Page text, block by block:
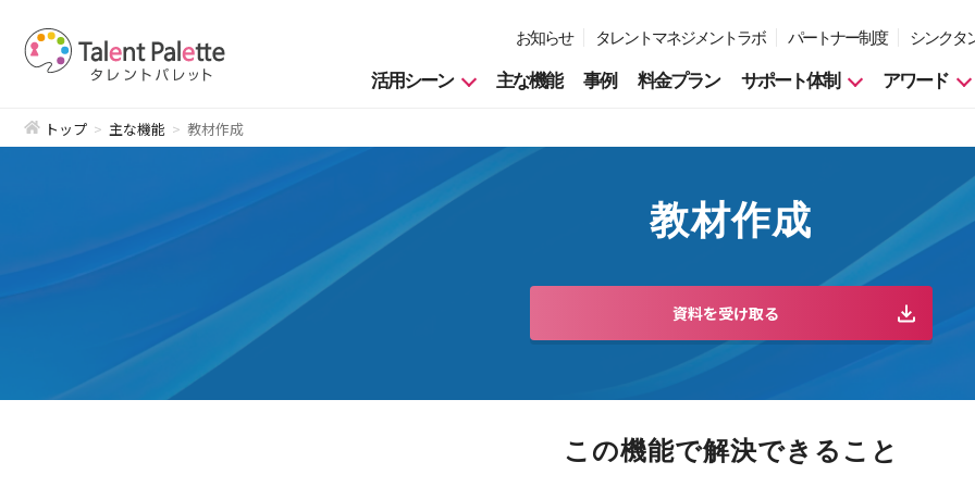
お知らせ タレントマネジメントラボ パートナー制度 シンクタ
活用シーン 主な機能 事例 料金プラン サポート体制 アワード
トップ 主な機能 教材作成
教材作成
資料を受け取る
この機能で解決できること